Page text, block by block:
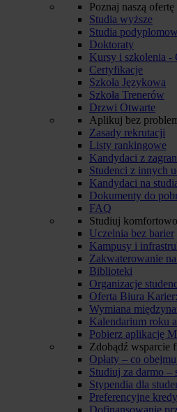
Poznaj naszą ofertę
Studia wyższe
Studia
Doktoraty
Kursy i szkolenia -
Certyfikacje
Szkoła Językowa
Szkoła Trenerów
Drzwi Otwarte
Aplikuj bez
Zasady rekrutacji
Listy rankingowe
Kandydaci z
Studenci z innych
Kandydaci na
Dokumenty do
FAQ
Studiuj komfortowo
Uczelnia bez barier
Kampusy i
Zakwaterowanie
Biblioteki
Organizacje
Oferta Biura
Wymiana
Kalendarium roku
Pobierz aplikację
Zdobądź wsparcie
Opłaty – co
Studiuj za darmo –
Stypendia dla
Preferencyjne